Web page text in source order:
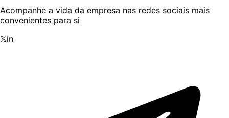
Acompanhe a vida da empresa nas redes sociais mais
convenientes para si
𝕏in